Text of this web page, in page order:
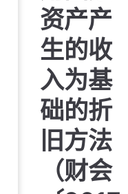
资产产
生的收
入为基
础的折
旧方法
（财会